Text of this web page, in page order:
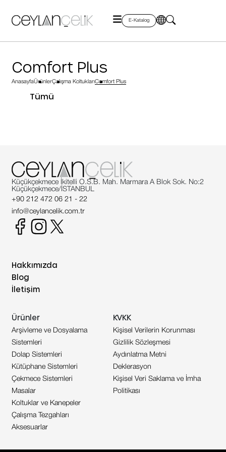
E-Katalog
Comfort Plus
AnasayfaÜrünlerÇalışma KoltuklarıComfort Plus
Tümü
Küçükçekmece İkitelli O.S.B. Mah. Marmara A Blok Sok. No:2
Küçükçekmece/İSTANBUL
+90 212 472 06 21 - 22
info@ceylancelik.com.tr
Hakkımızda
Blog
İletişim
Ürünler
Arşivleme ve Dosyalama
Sistemleri
Dolap Sistemleri
Kütüphane Sistemleri
Çekmece Sistemleri
Masalar
Koltuklar ve Kanepeler
Çalışma Tezgahları
Aksesuarlar
KVKK
Kişisel Verilerin Korunması
Gizlilik Sözleşmesi
Aydınlatma Metni
Deklerasyon
Kişisel Veri Saklama ve İmha
Politikası